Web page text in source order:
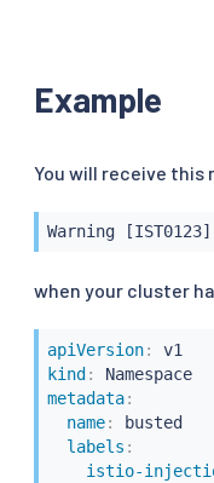
Example
You will receive this
Warning
when your cluster
apiVersion:
kind :
Namespace
metadata:
name:
busted
labels :
istio-